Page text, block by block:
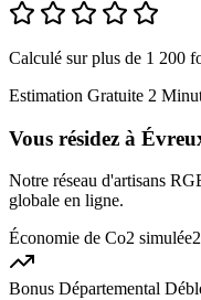
Calculé sur plus de 1 200
Estimation Gratuite 2
Vous résidez à
Notre réseau d'artisans
globale en ligne.
Économie de Co2 simulée
Bonus Départemental